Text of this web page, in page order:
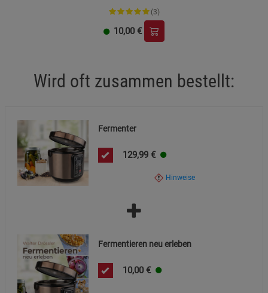
(3)
10,00 €
Wird oft zusammen bestellt:
Fermenter
129,99 €
Hinweise
Fermentieren neu erleben
10,00 €
Cookie-Informationenanzeigen